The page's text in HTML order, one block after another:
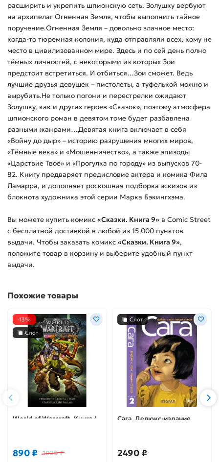
расширить и укрепить шпионскую сеть. Золушку вербуют
на архипелаг Огненная Земля, чтобы выполнить тайное
поручение.Огненная Земля – довольно злачное место:
когда-то тюремная колония, куда отправляли всех, кому не
место в цивилизованном мире. Здесь и по сей день полно
тёмных личностей, с некоторыми из которых Зои
предстоит встретиться. И отбиться…Зои сможет. Ведь
лучшие друзья девушек – пистолеты, а туфелькой можно и
вырубить.Не только погони и перестрелки ожидают
Золушку, как и других героев «Сказок», поэтому атмосфера
шпионского роман в девятом томе будет разбавлена
разными жанрами…Девятая книга включает в себя
«Войну до дыр» – историю разрушения многих миров,
«Тёмные века» и «Мошенничество», а также эпизоды
«Царствие Твое» и «Прогулка по городу» из выпусков 70-
82. Книгу предваряет предисловие актера и комика Фила
Ламарра, и дополняет роскошная подборка эскизов из
блокнота художника этой серии Марка Бэкингхэма.
Вы можете купить комикс «Сказки. Книга 9» в Comic Street
с бесплатной доставкой в любой из 15 000 пунктов
выдачи. Чтобы заказать комикс «Сказки. Книга 9»,
положите товар в корзину и выберите удобный пункт
выдачи.
Похожие товары
-13%
Слот
World of Warcraft. Книга 4
890 ₽ 1020 ₽
Слот
Сага. Делюкс-издание.
2490 ₽